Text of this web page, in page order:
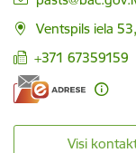
Ventspils iela
+371 67359159
Visi